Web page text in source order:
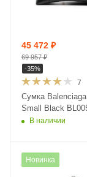
7
Сумка
Small Black
В наличии
45 472 ₽
69 957₽
-35%
Новинка